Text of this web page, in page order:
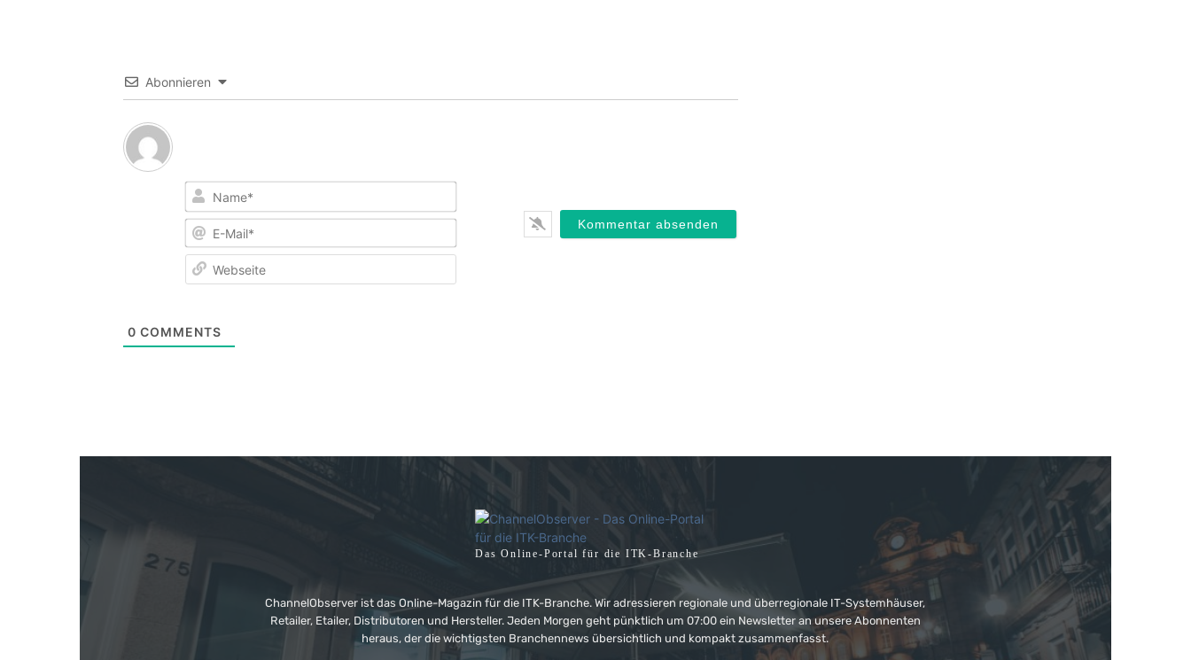
Abonnieren
Name*
E-
0 COMMENTS
Das Online-Portal für die ITK-Branche
ChannelObserver ist das Online-Magazin für die ITK-Branche. Wir adressieren regionale und überregionale IT-Systemhäuser,
Retailer, Etailer, Distributoren und Hersteller. Jeden Morgen geht pünktlich um 07:00 ein Newsletter an unsere Abonnenten
heraus, der die wichtigsten Branchennews übersichtlich und kompakt zusammenfasst.